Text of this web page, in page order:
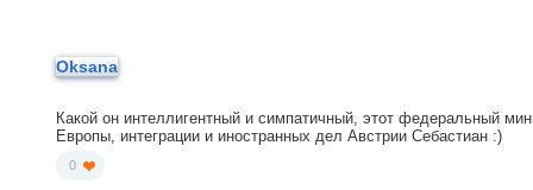
Oksana
Какой он интеллигентный и симпатичный, этот федеральный
Европы, интеграции и иностранных дел Австрии Себастиан :)
0